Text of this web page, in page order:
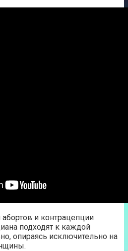
и контрацепции
подходят к каждой
опираясь исключительно на